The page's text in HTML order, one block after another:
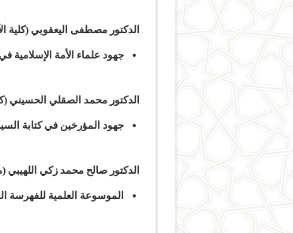
الدكتور مصطفى اليعقوبي (كلية
جهود علماء الأمة الإسلامية
الدكتور محمد الصقلي الحسيني
جهود المؤرخين في كتابة
الدكتور صالح محمد زكي اللهيبي
الموسوعة العلمية للفهرسة